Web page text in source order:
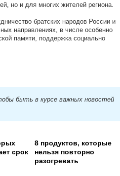
но и для многих жителей региона.
братских народов России и
направлениях, в числе особенно
памяти, поддержка социально
быть в курсе важных новостей
срок
8 продуктов, которые
нельзя повторно
разогревать